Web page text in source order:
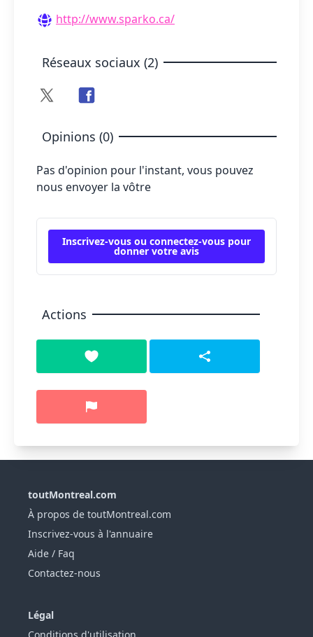
http://www.sparko.ca/
Réseaux sociaux (2)
Opinions (0)
Pas d'opinion pour l'instant, vous pouvez
nous envoyer la vôtre
Inscrivez-vous ou connectez-vous pour
donner votre avis
Actions
toutMontreal.com
À propos de toutMontreal.com
Inscrivez-vous à l'annuaire
Aide / Faq
Contactez-nous
Légal